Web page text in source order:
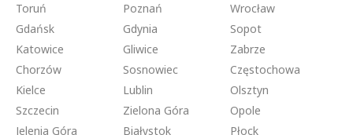
Toruń
Poznań
Wrocław
Gdańsk
Gdynia
Sopot
Katowice
Gliwice
Zabrze
Chorzów
Sosnowiec
Częstochowa
Kielce
Lublin
Olsztyn
Szczecin
Zielona Góra
Opole
Jelenia Góra
Białystok Płock